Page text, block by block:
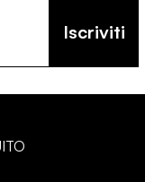
Iscriviti